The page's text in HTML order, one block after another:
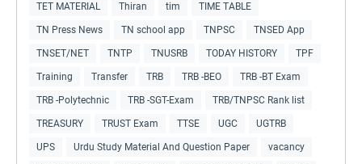
TET MATERIAL Thiran tim TIME TABLE
TN Press News TN school app TNPSC TNSED App
TNSET/NET TNTP TNUSRB TODAY HISTORY TPF
Training Transfer TRB TRB -BEO TRB -BT Exam
TRB -Polytechnic TRB -SGT-Exam TRB/TNPSC Rank list
TREASURY TRUST Exam TTSE UGC UGTRB
UPS Urdu Study Material And Question Paper vacancy